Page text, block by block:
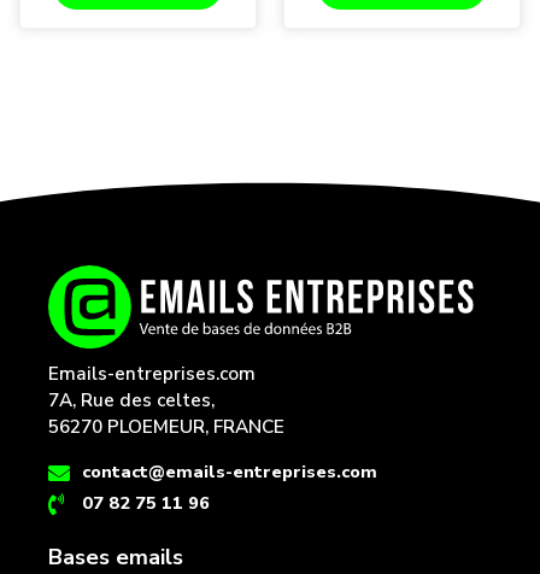
Emails-entreprises.com
7A, Rue des celtes,
56270 PLOEMEUR, FRANCE
contact@emails-entreprises.com
07 82 75 11 96
Bases emails